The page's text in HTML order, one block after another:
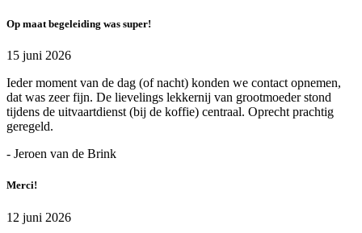
Op maat begeleiding was super!
15 juni 2026
Ieder moment van de dag (of nacht) konden we contact opnemen,
dat was zeer fijn. De lievelings lekkernij van grootmoeder stond
tijdens de uitvaartdienst (bij de koffie) centraal. Oprecht prachtig
geregeld.
- Jeroen van de Brink
Merci!
12 juni 2026